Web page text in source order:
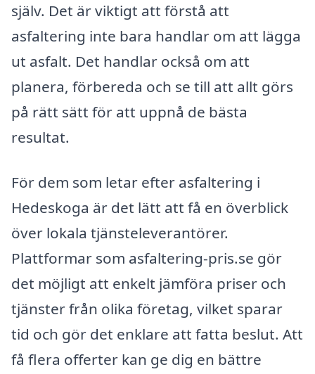
själv. Det är viktigt att förstå att
asfaltering inte bara handlar om att lägga
ut asfalt. Det handlar också om att
planera, förbereda och se till att allt görs
på rätt sätt för att uppnå de bästa
resultat.
För dem som letar efter asfaltering i
Hedeskoga är det lätt att få en överblick
över lokala tjänsteleverantörer.
Plattformar som asfaltering-pris.se gör
det möjligt att enkelt jämföra priser och
tjänster från olika företag, vilket sparar
tid och gör det enklare att fatta beslut. Att
få flera offerter kan ge dig en bättre